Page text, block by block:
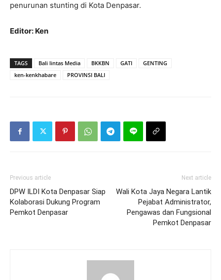
penurunan stunting di Kota Denpasar.
Editor: Ken
TAGS Bali lintas Media BKKBN GATI
GENTING
ken-kenkhabare
PROVINSI BALI
Previous article
DPW ILDI Kota Denpasar Siap
Kolaborasi Dukung Program
Pemkot Denpasar
Next article
Wali Kota Jaya Negara Lantik
Pejabat Administrator,
Pengawas dan Fungsional
Pemkot Denpasar